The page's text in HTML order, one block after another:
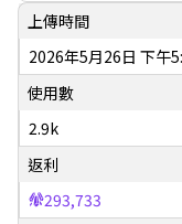
上傳時間
2026年5月26日 下午
使用數
2.9k
返利
293,733